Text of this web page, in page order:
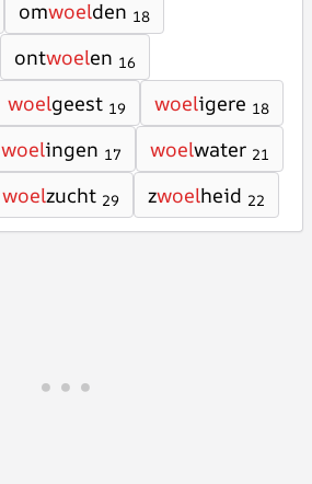
omwoelden 18
ontwoelen 16
woelgeest 19 woeligere 18
woelingen 17 woelwater 21
woelzucht 29 zwoelheid 22